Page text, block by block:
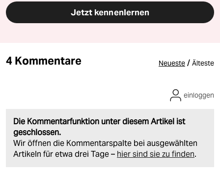
Jetzt kennenlernen
4 Kommentare Neueste / Älteste
Die Kommentarfunktion unter diesem Artikel ist
geschlossen.
Wir öffnen die Kommentarspalte bei ausgewählten
Artikeln für etwa drei Tage – hier sind sie zu finden.
einloggen